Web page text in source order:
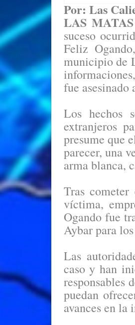
Por: Las
LAS
suceso
Feliz
municipio de
fue asesinado
Los hechos
extranjeros
presume que
parecer, una
arma blanca,
Tras
víctima,
Ogando fue
Aybar para
Las
caso y han
responsables
puedan
avances en la